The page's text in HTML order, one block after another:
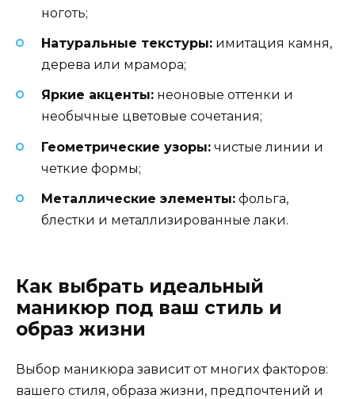
ноготь;
Натуральные текстуры: имитация камня,
дерева или мрамора;
Яркие акценты: неоновые оттенки и
необычные цветовые сочетания;
Геометрические узоры: чистые линии и
четкие формы;
Металлические элементы: фольга,
блестки и металлизированные лаки.
Как выбрать идеальный
маникюр под ваш стиль и
образ жизни
Выбор маникюра зависит от многих факторов:
вашего стиля, образа жизни, предпочтений и